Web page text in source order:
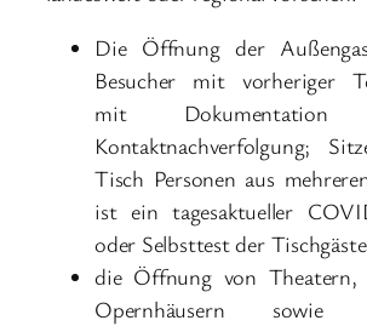
Die Öffnung der
Besucher mit vorheriger
mit
Kontaktnachverfolgung;
Tisch Personen aus
ist ein tagesaktueller
oder Selbsttest der
die Öffnung von Theatern,
Opernhäusern